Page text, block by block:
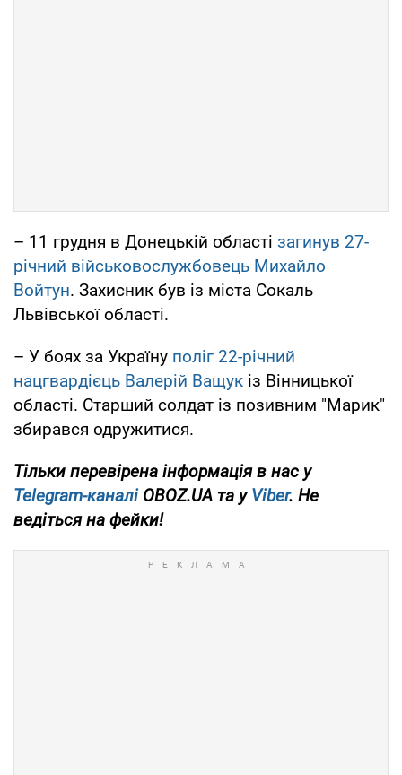
– 11 грудня в Донецькій області загинув 27-
річний військовослужбовець Михайло
Войтун. Захисник був із міста Сокаль
Львівської області.
– У боях за Україну поліг 22-річний
нацгвардієць Валерій Ващук із Вінницької
області. Старший солдат із позивним "Марик"
збирався одружитися.
Тільки перевірена інформація в нас у
Telegram-каналіOBOZ.UA та уViber. Не
ведіться на фейки!